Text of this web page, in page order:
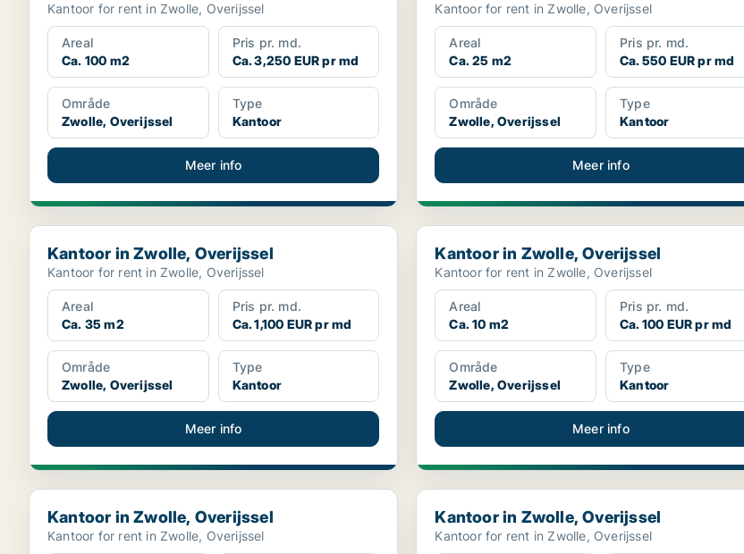
Kantoor for rent in Zwolle, Overijssel
Areal
Ca. 100 m2
Pris pr. md.
Ca. 3,250 EUR pr md
Område
Zwolle, Overijssel
Type
Kantoor
Meer info
Kantoor for rent in Zwolle, Overijssel
Areal
Ca. 25 m2
Pris pr. md.
Ca. 550 EUR pr md
Område
Zwolle, Overijssel
Type
Kantoor
Meer info
Kantoor in Zwolle, Overijssel
Kantoor in Zwolle, Overijssel
Kantoor for rent in Zwolle, Overijssel
Areal
Ca. 35 m2
Pris pr. md.
Ca. 1,100 EUR pr md
Område
Zwolle, Overijssel
Type
Kantoor
Meer info
Kantoor in Zwolle, Overijssel
Kantoor in Zwolle, Overijssel
Kantoor for rent in Zwolle, Overijssel
Areal
Ca. 10 m2
Pris pr. md.
Ca. 100 EUR pr md
Område
Zwolle, Overijssel
Type
Kantoor
Meer info
Kantoor in Zwolle, Overijssel
Kantoor in Zwolle, Overijssel
Kantoor for rent in Zwolle, Overijssel
Kantoor in Zwolle, Overijssel
Kantoor in Zwolle, Overijssel
Kantoor for rent in Zwolle, Overijssel